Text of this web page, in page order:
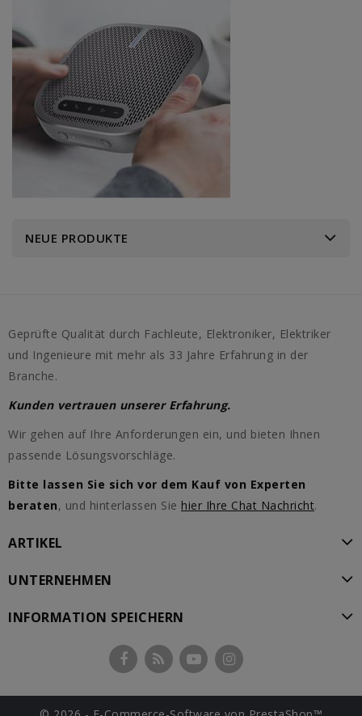
NEUE PRODUKTE
Geprüfte Qualität durch Fachleute, Elektroniker, Elektriker
und Ingenieure mit mehr als 33 Jahre Erfahrung in der
Branche.
Kunden vertrauen unserer Erfahrung.
Wir gehen auf Ihre Anforderungen ein, und bieten Ihnen
passende Lösungsvorschläge.
Bitte lassen Sie sich vor dem Kauf von Experten
beraten, und hinterlassen Sie hier Ihre Chat Nachricht.
ARTIKEL
UNTERNEHMEN
INFORMATION SPEICHERN